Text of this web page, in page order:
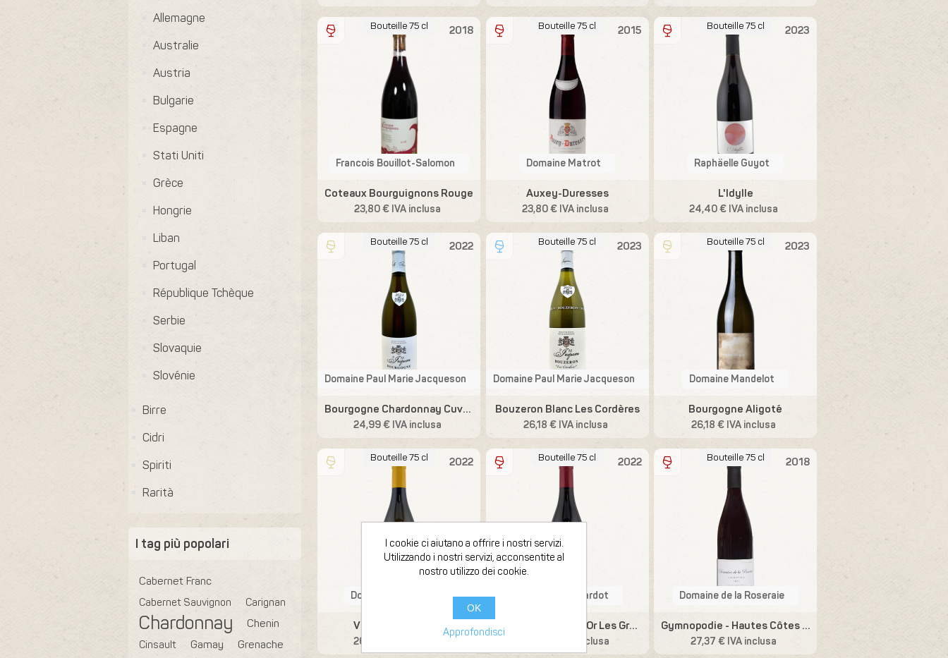
Allemagne
Australie
Austria
Bulgarie
Espagne
Stati Uniti
Grèce
Hongrie
Liban
Portugal
République Tchèque
Serbie
Slovaquie
Slovénie
Birre
Cidri
Spiriti
Rarità
I tag più popolari
Cabernet Franc
Cabernet Sauvignon
Carignan
Chardonnay
Chenin
Cinsault
Gamay
Grenache
2018
Bouteille 75 cl
Francois Bouillot-Salomon
Coteaux Bourguignons Rouge
23,80 € IVA inclusa
2015
Bouteille 75 cl
Domaine Matrot
Auxey-Duresses
23,80 € IVA inclusa
2023
Bouteille 75 cl
Raphäelle Guyot
L'Idylle
24,40 € IVA inclusa
2022
Bouteille 75 cl
Domaine Paul Marie Jacqueson
Bourgogne Chardonnay Cuvée Sélection
24,99 € IVA inclusa
2023
Bouteille 75 cl
Domaine Paul Marie Jacqueson
Bouzeron Blanc Les Cordères
26,18 € IVA inclusa
2023
Bouteille 75 cl
Domaine Mandelot
Bourgogne Aligoté
26,18 € IVA inclusa
2022
Bouteille 75 cl
Domaine Bonnardot
VDF Molland Blanc
26,89 € IVA inclusa
2022
Bouteille 75 cl
Domaine Bonnardot
Bourgogne Côte d´Or Les Grandes Terres
26,89 € IVA inclusa
2018
Bouteille 75 cl
Domaine de la Roseraie
Gymnopodie - Hautes Côtes de Beaune
27,37 € IVA inclusa
I cookie ci aiutano a offrire i nostri servizi.
Utilizzando i nostri servizi, acconsentite al
nostro utilizzo dei cookie.
OK
Approfondisci